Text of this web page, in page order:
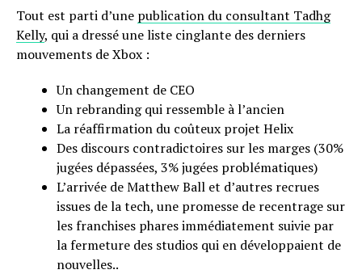
Tout est parti d’une publication du consultant Tadhg
Kelly, qui a dressé une liste cinglante des derniers
mouvements de Xbox :
Un changement de CEO
Un rebranding qui ressemble à l’ancien
La réaffirmation du coûteux projet Helix
Des discours contradictoires sur les marges (30%
jugées dépassées, 3% jugées problématiques)
L’arrivée de Matthew Ball et d’autres recrues
issues de la tech, une promesse de recentrage sur
les franchises phares immédiatement suivie par
la fermeture des studios qui en développaient de
nouvelles..